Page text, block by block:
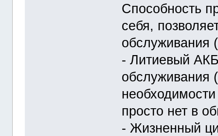
Способность
себя,
обслуживания
- Литиевый АКБ
обслуживания
просто нет в
- Жизненный